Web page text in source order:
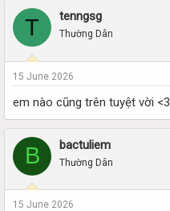
T tenngsg
Thường Dân
15 June 2026
em nào cũng trên tuyệt vời <3
B bactuliem
Thường Dân
15 June 2026